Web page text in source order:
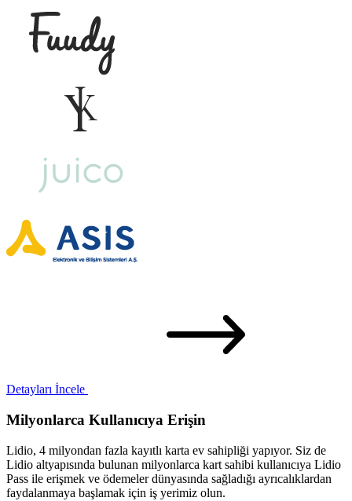
Detayları İncele
Milyonlarca Kullanıcıya Erişin
Lidio, 4 milyondan fazla kayıtlı karta ev sahipliği yapıyor. Siz de
Lidio altyapısında bulunan milyonlarca kart sahibi kullanıcıya Lidio
Pass ile erişmek ve ödemeler dünyasında sağladığı ayrıcalıklardan
faydalanmaya başlamak için iş yerimiz olun.